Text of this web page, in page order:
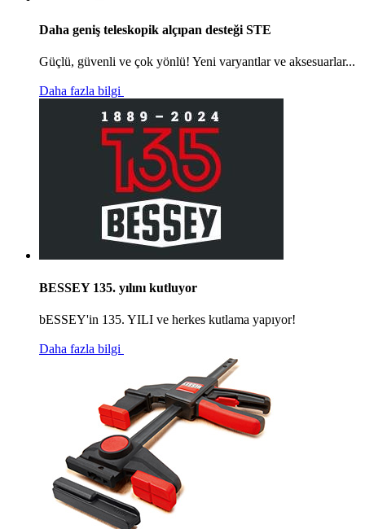
Daha geniş teleskopik alçıpan desteği STE
Güçlü, güvenli ve çok yönlü! Yeni varyantlar ve aksesuarlar...
Daha fazla bilgi
BESSEY 135. yılını kutluyor
bESSEY'in 135. YILI ve herkes kutlama yapıyor!
Daha fazla bilgi